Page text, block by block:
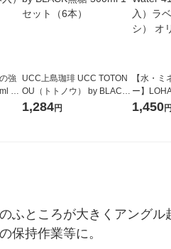
強
1
UCC上島珈琲 UCC TOTON
OU（トトノウ） by BLACK
無糖 500ml 1セット（6本）
1,284円
【水・ミ
ー】
1箱（20
1,450円
のふところが大きくアング
保持作業等に。